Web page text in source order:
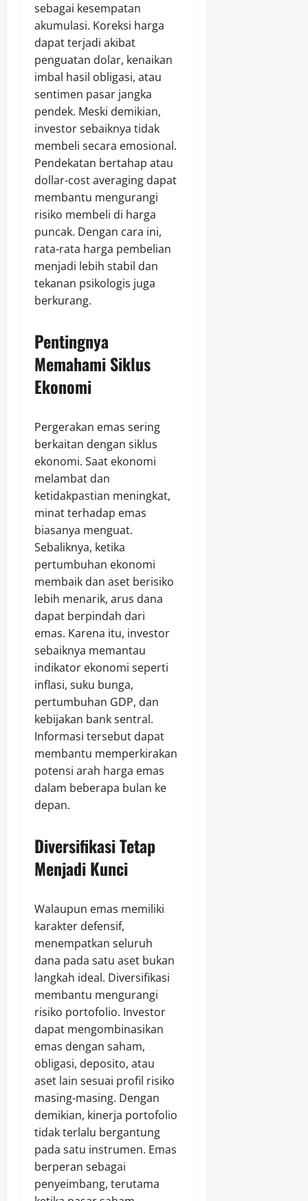
sebagai kesempatan
akumulasi. Koreksi harga
dapat terjadi akibat
penguatan dolar, kenaikan
imbal hasil obligasi, atau
sentimen pasar jangka
pendek. Meski demikian,
investor sebaiknya tidak
membeli secara emosional.
Pendekatan bertahap atau
dollar-cost averaging dapat
membantu mengurangi
risiko membeli di harga
puncak. Dengan cara ini,
rata-rata harga pembelian
menjadi lebih stabil dan
tekanan psikologis juga
berkurang.
Pentingnya
Memahami Siklus
Ekonomi
Pergerakan emas sering
berkaitan dengan siklus
ekonomi. Saat ekonomi
melambat dan
ketidakpastian meningkat,
minat terhadap emas
biasanya menguat.
Sebaliknya, ketika
pertumbuhan ekonomi
membaik dan aset berisiko
lebih menarik, arus dana
dapat berpindah dari
emas. Karena itu, investor
sebaiknya memantau
indikator ekonomi seperti
inflasi, suku bunga,
pertumbuhan GDP, dan
kebijakan bank sentral.
Informasi tersebut dapat
membantu memperkirakan
potensi arah harga emas
dalam beberapa bulan ke
depan.
Diversifikasi Tetap
Menjadi Kunci
Walaupun emas memiliki
karakter defensif,
menempatkan seluruh
dana pada satu aset bukan
langkah ideal. Diversifikasi
membantu mengurangi
risiko portofolio. Investor
dapat mengombinasikan
emas dengan saham,
obligasi, deposito, atau
aset lain sesuai profil risiko
masing-masing. Dengan
demikian, kinerja portofolio
tidak terlalu bergantung
pada satu instrumen. Emas
berperan sebagai
penyeimbang, terutama